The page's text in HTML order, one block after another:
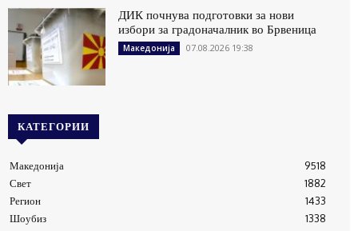
ДИК почнува подготовки за нови
избори за градоначалник во Брвеница
Македонија 07.08.2026 19:38
КАТЕГОРИИ
Македонија
9518
Свет
1882
Регион
1433
Шоубиз
1338